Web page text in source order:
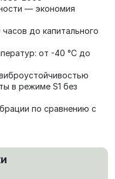
— экономия
до капитального
от -40 °C до
в режиме S1 без
по сравнению с